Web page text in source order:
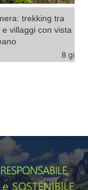
trekking tra
e villaggi con vista
8 giorni